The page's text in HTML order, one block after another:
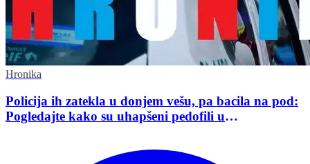
Hronika
Policija ih zatekla u donjem vešu, pa bacila na pod:
Pogledajte kako su uhapšeni pedofili u